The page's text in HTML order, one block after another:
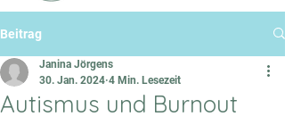
Beitrag
Autismus und Burnout
Janina Jörgens
30. Jan. 2024 4 Min. Lesezeit